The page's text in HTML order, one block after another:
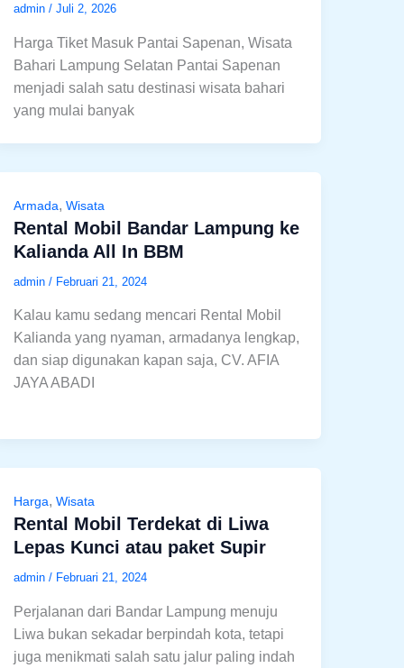
admin / Juli 2, 2026
Harga Tiket Masuk Pantai Sapenan, Wisata
Bahari Lampung Selatan Pantai Sapenan
menjadi salah satu destinasi wisata bahari
yang mulai banyak
Armada, Wisata
Rental Mobil Bandar Lampung ke
Kalianda All In BBM
admin / Februari 21, 2024
Kalau kamu sedang mencari Rental Mobil
Kalianda yang nyaman, armadanya lengkap,
dan siap digunakan kapan saja, CV. AFIA
JAYA ABADI
Harga, Wisata
Rental Mobil Terdekat di Liwa
Lepas Kunci atau paket Supir
admin / Februari 21, 2024
Perjalanan dari Bandar Lampung menuju
Liwa bukan sekadar berpindah kota, tetapi
juga menikmati salah satu jalur paling indah